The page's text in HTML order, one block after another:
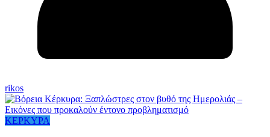
rikos
ΚΕΡΚΥΡΑ